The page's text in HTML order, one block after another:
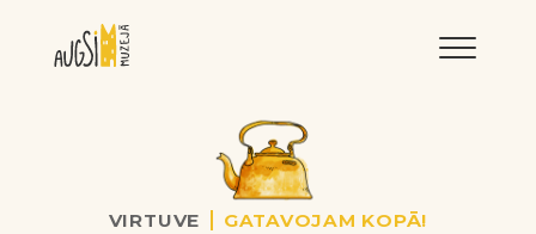
VIRTUVE GATAVOJAM KOPĀ!